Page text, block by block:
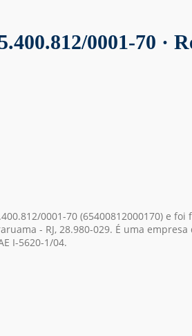
0001-70 ·
0001-70 (65400812000170) e foi
- RJ, 28.980-029. É uma
I-5620-1/04.